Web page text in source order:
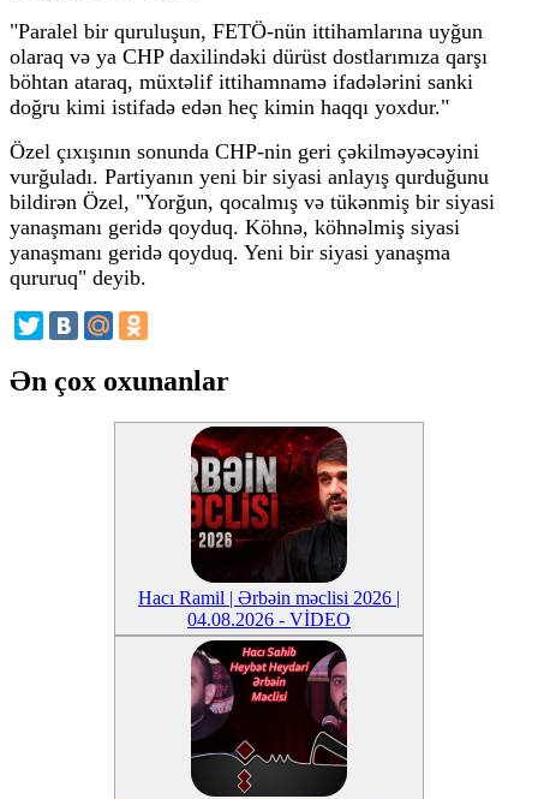
"Paralel bir quruluşun, FETÖ-nün ittihamlarına uyğun
olaraq və ya CHP daxilindəki dürüst dostlarımıza qarşı
böhtan ataraq, müxtəlif ittihamnamə ifadələrini sanki
doğru kimi istifadə edən heç kimin haqqı yoxdur."
Özel çıxışının sonunda CHP-nin geri çəkilməyəcəyini
vurğuladı. Partiyanın yeni bir siyasi anlayış qurduğunu
bildirən Özel, "Yorğun, qocalmış və tükənmiş bir siyasi
yanaşmanı geridə qoyduq. Köhnə, köhnəlmiş siyasi
yanaşmanı geridə qoyduq. Yeni bir siyasi yanaşma
qururuq" deyib.
Ən çox oxunanlar
Hacı Ramil | Ərbəin məclisi 2026 |
04.08.2026 - VİDEO